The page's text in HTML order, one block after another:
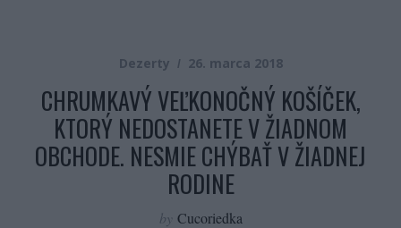
Dezerty 26. marca 2018
CHRUMKAVÝ VEĽKONOČNÝ KOŠÍČEK,
KTORÝ NEDOSTANETE V ŽIADNOM
OBCHODE. NESMIE CHÝBAŤ V ŽIADNEJ
RODINE
by Cucoriedka